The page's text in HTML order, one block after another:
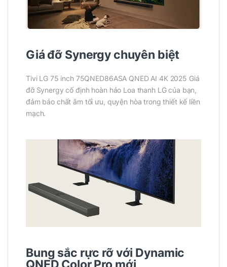
Giá đỡ Synergy chuyên biệt
Tivi LG 75 inch 75QNED86ASA QNED AI 4K 2025 Giá
đỡ Synergy cố định hoàn hảo Loa thanh LG của bạn,
đảm bảo chất âm tối ưu, quyện hòa trong thiết kế liền
mạch.
Bung sắc rực rỡ với Dynamic